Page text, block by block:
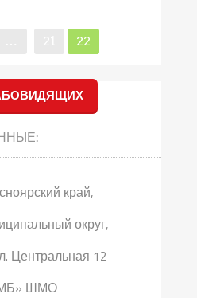
СтраницаСтраница
22
край,
округ,
Центральная 12
ШМО